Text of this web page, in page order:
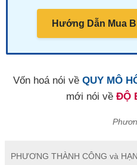
Hướng Dẫn Mua
Vốn hoá nói về QUY MÔ
mới nói về ĐỘ
PHƯƠNG THÀNH CÔNG và